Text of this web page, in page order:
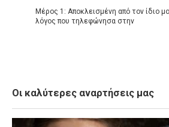
Μέρος 1: Αποκλεισμένη από τον ίδιο
λόγος που τηλεφώνησα στην
Οι καλύτερες αναρτήσεις μας